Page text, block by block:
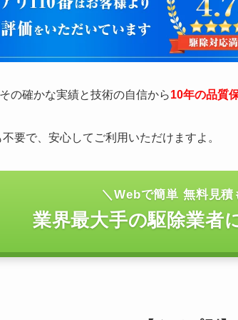
の確かな実績と技術の自信から10年の品質
要で、安心してご利用いただけますよ。
＼Webで簡単 無料見積
業界最大手の駆除業者